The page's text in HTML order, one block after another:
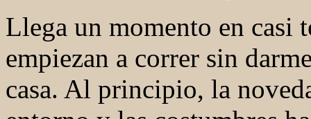
Llega un momento en casi
empiezan a correr sin
casa. Al principio, la